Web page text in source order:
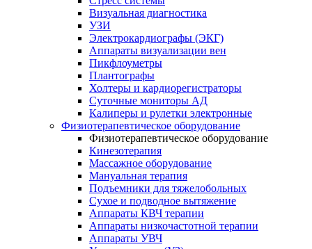
Визуальная диагностика
УЗИ
Электрокардиографы (ЭКГ)
Аппараты визуализации вен
Пикфлоуметры
Плантографы
Холтеры и кардиорегистраторы
Суточные мониторы АД
Калиперы и рулетки электронные
Физиотерапевтическое оборудование
Физиотерапевтическое оборудование
Кинезотерапия
Массажное оборудование
Мануальная терапия
Подъемники для тяжелобольных
Сухое и подводное вытяжение
Аппараты КВЧ терапии
Аппараты низкочастотной терапии
Аппараты УВЧ